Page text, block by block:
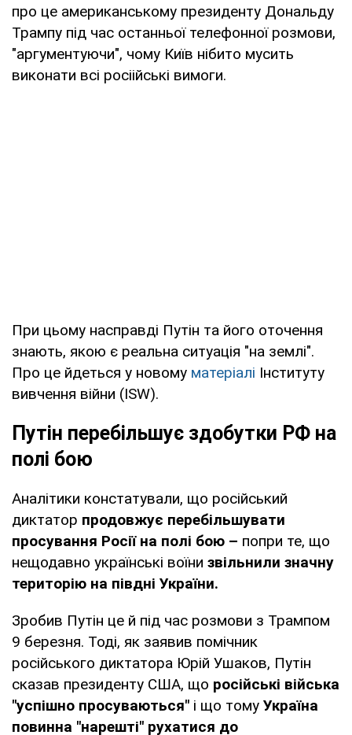
про це американському президенту Дональду
Трампу під час останньої телефонної розмови,
"аргументуючи", чому Київ нібито мусить
виконати всі росіійські вимоги.
При цьому насправді Путін та його оточення
знають, якою є реальна ситуація "на землі".
Про це йдеться у новому матеріалі Інституту
вивчення війни (ISW).
Путін перебільшує здобутки РФ на
полі бою
Аналітики констатували, що російський
диктатор продовжує перебільшувати
просування Росії на полі бою – попри те, що
нещодавно українські воїни звільнили значну
територію на півдні України.
Зробив Путін це й під час розмови з Трампом
9 березня. Тоді, як заявив помічник
російського диктатора Юрій Ушаков, Путін
сказав президенту США, що російські війська
"успішно просуваються" і що тому Україна
повинна "нарешті" рухатися до